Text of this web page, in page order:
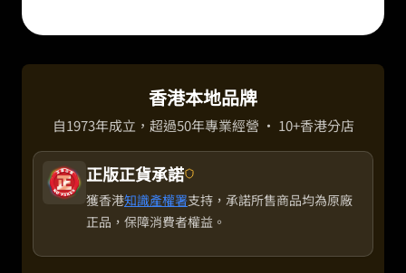
香港本地品牌
自1973年成立，超過50年專業經營 · 10+香港分店
正版正貨承諾
獲香港知識產權署支持，承諾所售商品均為原廠
正品，保障消費者權益。